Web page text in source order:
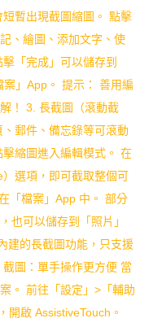
暫出現截圖縮圖。 點擊
、繪圖、添加文字、使
「完成」可以儲存到
案」App。 提示： 善用編
！ 3. 長截圖（滾動截
郵件、備忘錄等可滾動
縮圖進入編輯模式。 在
選項，即可截取整個可
「檔案」App 中。 部分
也可以儲存到「照片」
建的長截圖功能，只支援
圖：單手操作更方便 當
。 前往「設定」>「輔助
開啟 AssistiveTouch。